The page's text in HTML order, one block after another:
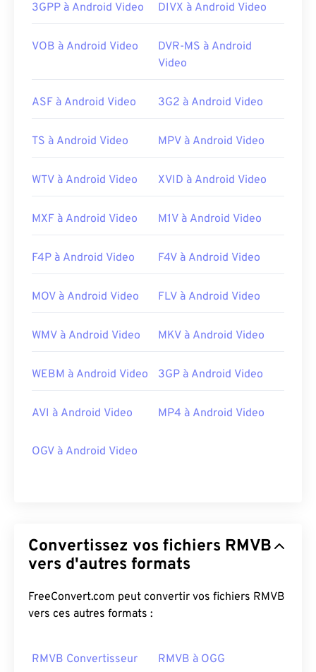
00 00 00 00
00
00
00
00
00 00 00 00
00
00
00
00
un format propriétaire et relativement peu
fichiers en local plutôt que pour les diffuser en
Version initiale : 2010
https://www.realnetworks.com/
3GPP à Android Video DIVX à Android Video
VOB à Android Video
DVR-MS à Android
Video
ASF à Android Video 3G2 à Android Video
TS à Android Video MPV à Android Video
WTV à Android Video XVID à Android Video
MXF à Android Video M1V à Android Video
F4P à Android Video F4V à Android Video
MOV à Android Video FLV à Android Video
WMV à Android Video MKV à Android Video
WEBM à Android Video 3GP à Android Video
AVI à Android Video MP4 à Android Video
OGV à Android Video
Convertissez vos fichiers RMVB
vers d'autres formats
FreeConvert.com peut convertir vos fichiers RMVB
vers ces autres formats :
RMVB Convertisseur RMVB à OGG